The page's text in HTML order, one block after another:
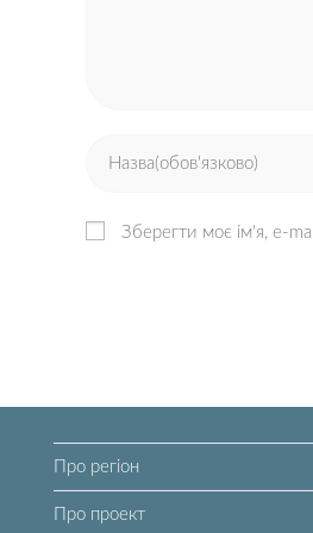
Зберегти моє ім'я, e-
Про регіон
Про проект